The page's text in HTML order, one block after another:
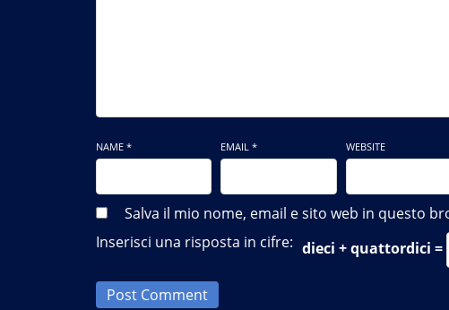
NAME * EMAIL * WEBSITE
Salva il mio nome, email e sito web in questo
Inserisci una risposta in cifre: dieci + quattordici =
Post Comment